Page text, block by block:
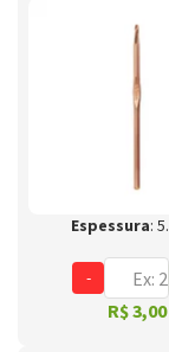
Espessura:
-
R$ 3,00